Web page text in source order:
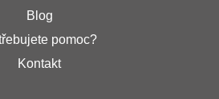
Blog
pomoc?
Kontakt